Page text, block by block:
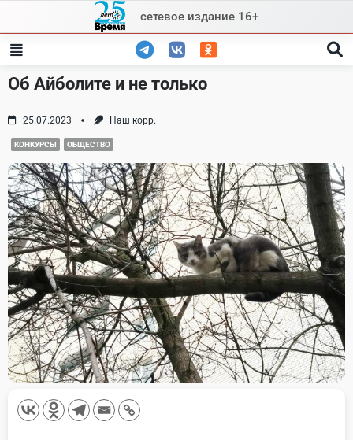
content
сетевое издание 16+
Об Айболите и не только
25.07.2023 Наш корр.
КОНКУРСЫ ОБЩЕСТВО